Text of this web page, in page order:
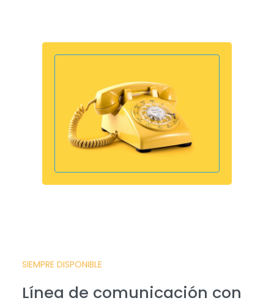
SIEMPRE DISPONIBLE
Línea de comunicación con